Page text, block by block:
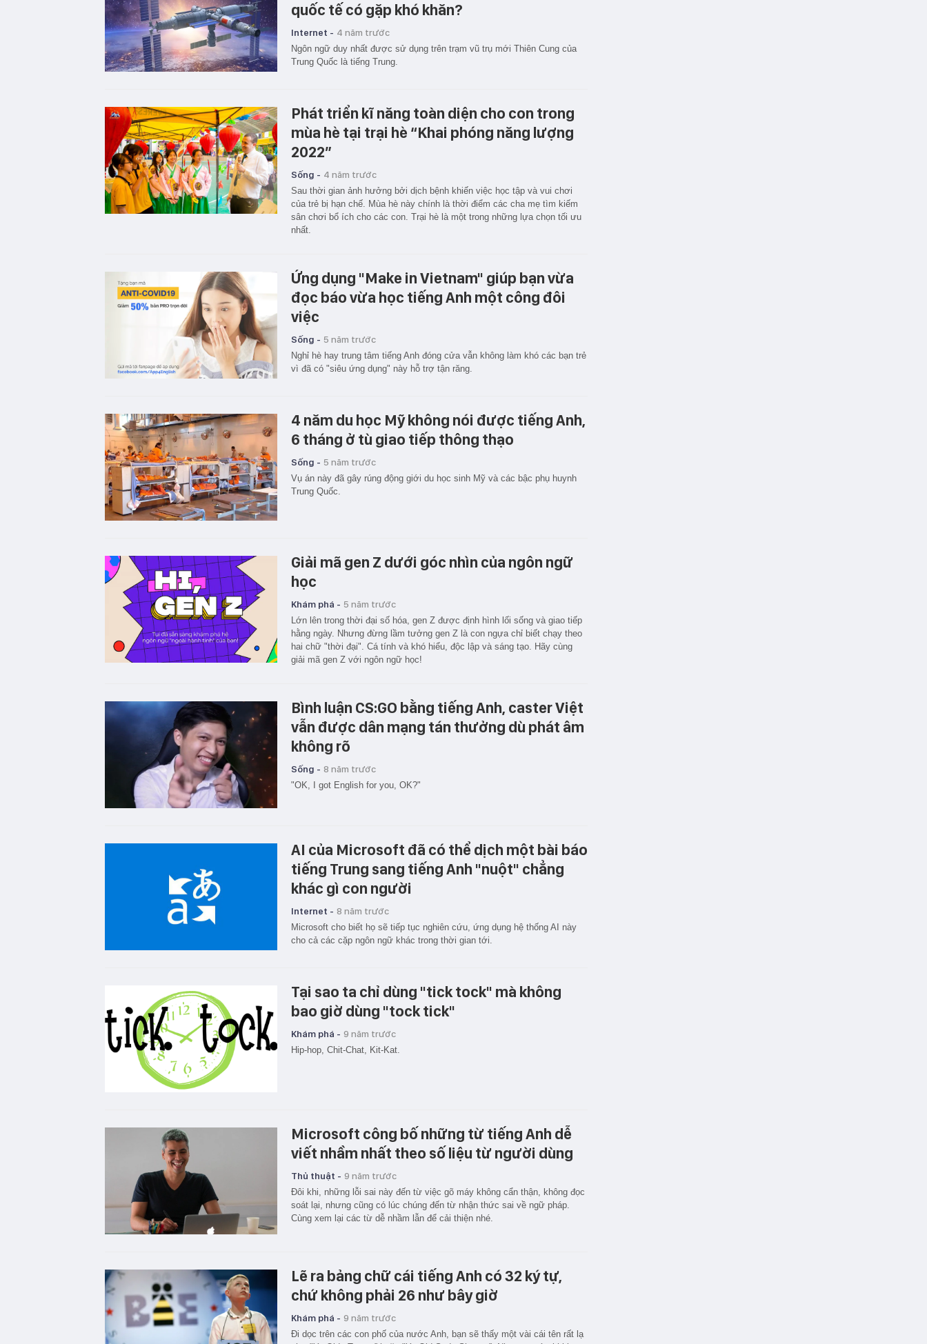
quốc tế có gặp khó khăn?
Internet - 4 năm trước
Ngôn ngữ duy nhất được sử dụng trên trạm vũ trụ mới Thiên Cung của
Trung Quốc là tiếng Trung.
Phát triển kĩ năng toàn diện cho con trong
mùa hè tại trại hè “Khai phóng năng lượng
2022”
Sống - 4 năm trước
Sau thời gian ảnh hưởng bởi dịch bệnh khiến việc học tập và vui chơi
của trẻ bị hạn chế. Mùa hè này chính là thời điểm các cha mẹ tìm kiếm
sân chơi bổ ích cho các con. Trại hè là một trong những lựa chọn tối ưu
nhất.
Ứng dụng "Make in Vietnam" giúp bạn vừa
đọc báo vừa học tiếng Anh một công đôi
việc
Sống - 5 năm trước
Nghỉ hè hay trung tâm tiếng Anh đóng cửa vẫn không làm khó các bạn trẻ
vì đã có "siêu ứng dụng" này hỗ trợ tận răng.
4 năm du học Mỹ không nói được tiếng Anh,
6 tháng ở tù giao tiếp thông thạo
Sống - 5 năm trước
Vụ án này đã gây rúng động giới du học sinh Mỹ và các bậc phụ huynh
Trung Quốc.
Giải mã gen Z dưới góc nhìn của ngôn ngữ
học
Khám phá - 5 năm trước
Lớn lên trong thời đại số hóa, gen Z được định hình lối sống và giao tiếp
hằng ngày. Nhưng đừng lầm tưởng gen Z là con ngựa chỉ biết chạy theo
hai chữ "thời đại". Cá tính và khó hiểu, độc lập và sáng tạo. Hãy cùng
giải mã gen Z với ngôn ngữ học!
Bình luận CS:GO bằng tiếng Anh, caster Việt
vẫn được dân mạng tán thưởng dù phát âm
không rõ
Sống - 8 năm trước
"OK, I got English for you, OK?"
AI của Microsoft đã có thể dịch một bài báo
tiếng Trung sang tiếng Anh "nuột" chẳng
khác gì con người
Internet - 8 năm trước
Microsoft cho biết họ sẽ tiếp tục nghiên cứu, ứng dụng hệ thống AI này
cho cả các cặp ngôn ngữ khác trong thời gian tới.
Tại sao ta chỉ dùng "tick tock" mà không
bao giờ dùng "tock tick"
Khám phá - 9 năm trước
Hip-hop, Chit-Chat, Kit-Kat.
Microsoft công bố những từ tiếng Anh dễ
viết nhầm nhất theo số liệu từ người dùng
Thủ thuật - 9 năm trước
Đôi khi, những lỗi sai này đến từ việc gõ máy không cẩn thận, không đọc
soát lại, nhưng cũng có lúc chúng đến từ nhận thức sai về ngữ pháp.
Cùng xem lại các từ dễ nhầm lẫn để cải thiện nhé.
Lẽ ra bảng chữ cái tiếng Anh có 32 ký tự,
chứ không phải 26 như bây giờ
Khám phá - 9 năm trước
Đi dọc trên các con phố của nước Anh, bạn sẽ thấy một vài cái tên rất lạ